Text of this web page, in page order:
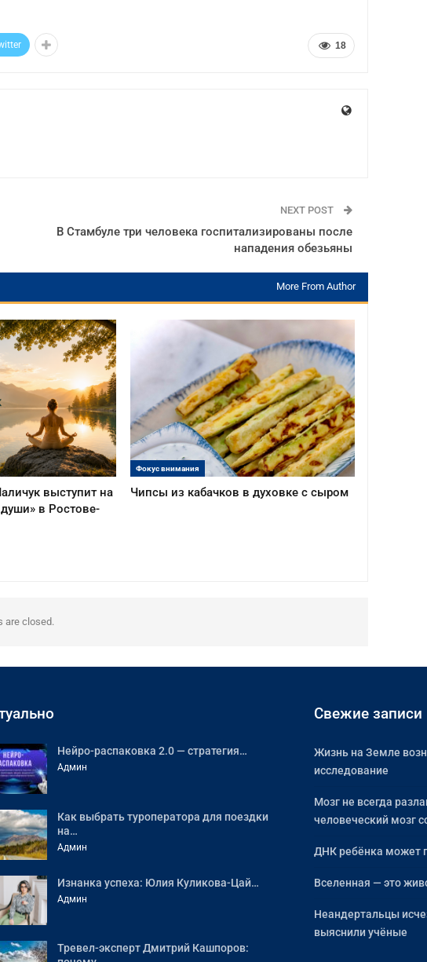
18
NEXT POST
В Стамбуле три человека госпитализированы после
нападения обезьяны
More From Author
выступит на
в Ростове-
Фокус внимания
Чипсы из кабачков в духовке с сыром
are closed.
Нейро-распаковка 2.0 — стратегия…
Админ
Как выбрать туроператора для поездки
на…
Админ
Изнанка успеха: Юлия Куликова-Цай…
Админ
Тревел-эксперт Дмитрий Кашпоров:
Свежие записи
Жизнь на Земле
исследование
Мозг не всегда
человеческий мозг
ДНК ребёнка может
Вселенная — это
Неандертальцы
выяснили учёные